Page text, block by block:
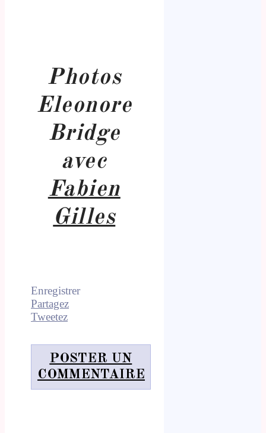
Photos
Eleonore
Bridge
avec
Fabien
Gilles
Enregistrer
Partagez
Tweetez
POSTER UN
COMMENTAIRE